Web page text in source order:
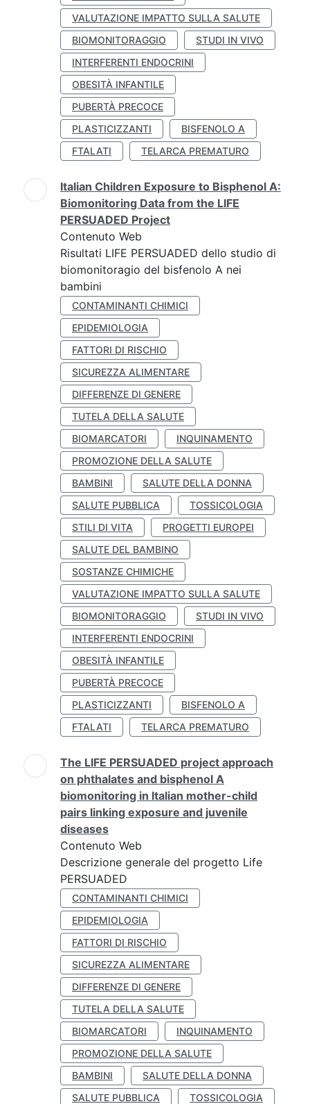
VALUTAZIONE IMPATTO SULLA SALUTE
BIOMONITORAGGIO
STUDI IN VIVO
INTERFERENTI ENDOCRINI
OBESITÀ INFANTILE
PUBERTÀ PRECOCE
PLASTICIZZANTI
BISFENOLO A
FTALATI
TELARCA PREMATURO
Italian Children Exposure to Bisphenol A:
Biomonitoring Data from the LIFE
PERSUADED Project
Contenuto Web
Risultati LIFE PERSUADED dello studio di
biomonitoragio del bisfenolo A nei
bambini
CONTAMINANTI CHIMICI
EPIDEMIOLOGIA
FATTORI DI RISCHIO
SICUREZZA ALIMENTARE
DIFFERENZE DI GENERE
TUTELA DELLA SALUTE
BIOMARCATORI
INQUINAMENTO
PROMOZIONE DELLA SALUTE
BAMBINI
SALUTE DELLA DONNA
SALUTE PUBBLICA
TOSSICOLOGIA
STILI DI VITA
PROGETTI EUROPEI
SALUTE DEL BAMBINO
SOSTANZE CHIMICHE
VALUTAZIONE IMPATTO SULLA SALUTE
BIOMONITORAGGIO
STUDI IN VIVO
INTERFERENTI ENDOCRINI
OBESITÀ INFANTILE
PUBERTÀ PRECOCE
PLASTICIZZANTI
BISFENOLO A
FTALATI
TELARCA PREMATURO
The LIFE PERSUADED project approach
on phthalates and bisphenol A
biomonitoring in Italian mother-child
pairs linking exposure and juvenile
diseases
Contenuto Web
Descrizione generale del progetto Life
PERSUADED
CONTAMINANTI CHIMICI
EPIDEMIOLOGIA
FATTORI DI RISCHIO
SICUREZZA ALIMENTARE
DIFFERENZE DI GENERE
TUTELA DELLA SALUTE
BIOMARCATORI
INQUINAMENTO
PROMOZIONE DELLA SALUTE
BAMBINI
SALUTE DELLA DONNA
SALUTE PUBBLICA
TOSSICOLOGIA